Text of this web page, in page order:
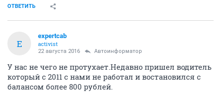
ОТВЕТИТЬ
E
expertcab
activist
22 августа 2016 Автоинформатор
У нас не чего не протухает.Недавно пришел водитель
который с 2011 с нами не работал и востановился с
балансом более 800 рублей.